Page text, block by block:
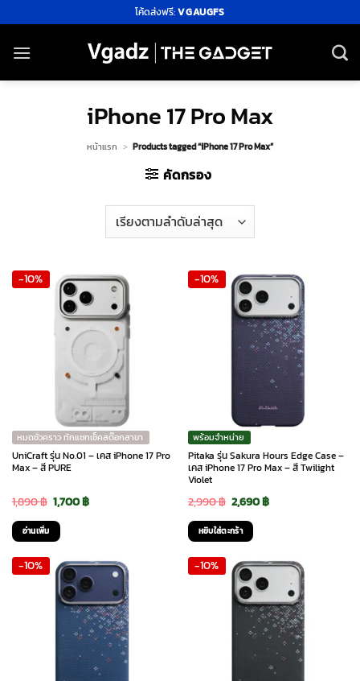
ไป
ยัง
โค้ดส่งฟรี:VGAUGFS
iPhone 17 Pro Max
หน้าแรก > Products tagged “iPhone 17 Pro Max”
คัดกรอง
-10%
หมดชั่วคราว ทักแชทเช็คสต๊อกสาขา
UniCraft รุ่น No.01 – เคส iPhone 17 Pro
Max – สี PURE
1,890฿ Original
price
was:
1,890 ฿.
1,700฿Current
1,700 ฿.
อ่านเพิ่ม
-10%
พร้อมจำหน่าย
Pitaka รุ่น Sakura Hours Edge Case –
เคส iPhone 17 Pro Max – สี Twilight
Violet
2,990฿ Original
price
was:
2,990 ฿.
2,690฿Current
2,690 ฿.
หยิบใส่ตะกร้า
-10% -10%